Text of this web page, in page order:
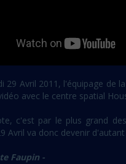
29 Avril 2011, l'équipage de
avec le centre spatial
c'est par le plus grand
Avril va donc devenir
Faupin -